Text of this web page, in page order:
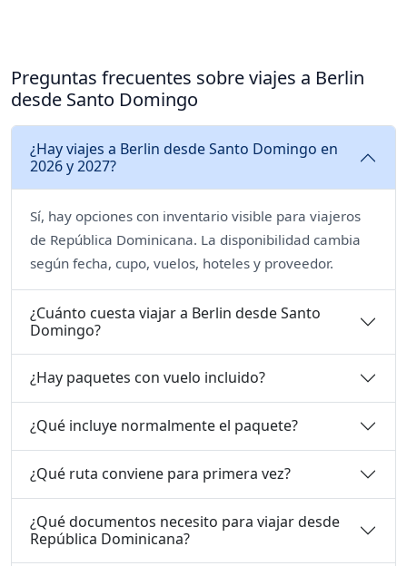
Preguntas frecuentes sobre viajes a Berlin
desde Santo Domingo
¿Hay viajes a Berlin desde Santo Domingo en
2026 y 2027?
Sí, hay opciones con inventario visible para viajeros
de República Dominicana. La disponibilidad cambia
según fecha, cupo, vuelos, hoteles y proveedor.
¿Cuánto cuesta viajar a Berlin desde Santo
Domingo?
¿Hay paquetes con vuelo incluido?
¿Qué incluye normalmente el paquete?
¿Qué ruta conviene para primera vez?
¿Qué documentos necesito para viajar desde
República Dominicana?